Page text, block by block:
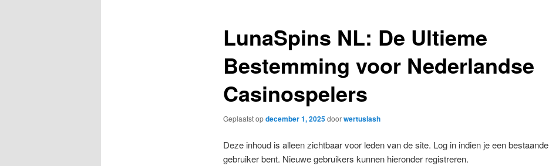
LunaSpins NL: De Ultieme
Bestemming voor Nederlandse
Casinospelers
Geplaatst opdecember 1, 2025doorwertuslash
Deze inhoud is alleen zichtbaar voor leden van de site. Log in indien je een bestaande
gebruiker bent. Nieuwe gebruikers kunnen hieronder registreren.